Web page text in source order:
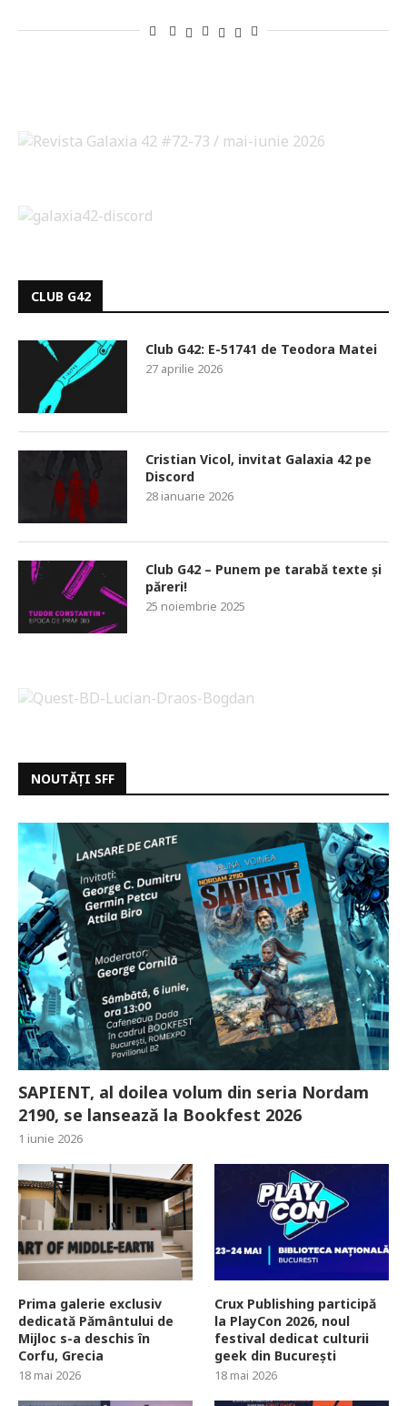
CLUB G42
Club G42: E-51741 de Teodora Matei
27 aprilie 2026
Cristian Vicol, invitat Galaxia 42 pe
Discord
28 ianuarie 2026
Club G42 – Punem pe tarabă texte și
păreri!
25 noiembrie 2025
NOUTĂȚI SFF
SAPIENT, al doilea volum din seria Nordam
2190, se lansează la Bookfest 2026
1 iunie 2026
Prima galerie exclusiv
dedicată Pământului de
Mijloc s-a deschis în
Corfu, Grecia
18 mai 2026
Crux Publishing participă
la PlayCon 2026, noul
festival dedicat culturii
geek din București
18 mai 2026